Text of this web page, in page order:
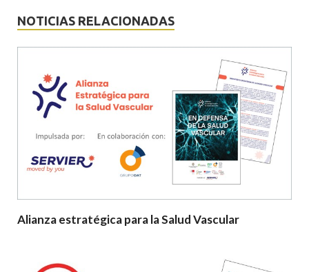
NOTICIAS RELACIONADAS
Alianza estratégica para la Salud Vascular